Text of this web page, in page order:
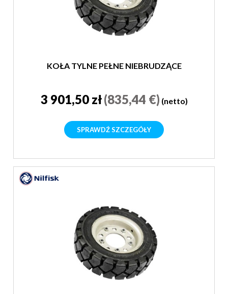
KOŁA TYLNE PEŁNE NIEBRUDZĄCE
3 901,50 zł(835,44 €) (netto)
SPRAWDŹ SZCZEGÓŁY